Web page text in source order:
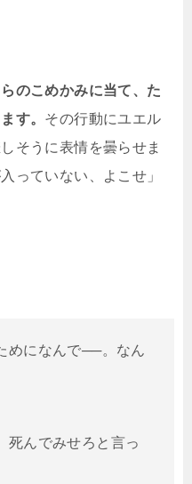
のこめかみに当て、た
す。 その行動にユエル
そうに表情を曇らせま
っていない、よこせ」
めになんで──。なん
死んでみせろと言っ